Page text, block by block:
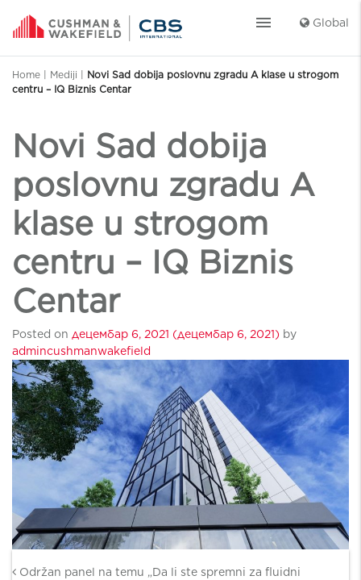
menu Global
Home Mediji
Novi Sad dobija poslovnu zgradu A klase u strogom
centru – IQ Biznis Centar
Novi Sad dobija
poslovnu zgradu A
klase u strogom
centru – IQ Biznis
Centar
Posted on децембар 6, 2021 (децембар 6, 2021) by
admincushmanwakefield
Održan panel na temu „Da li ste spremni za fluidni